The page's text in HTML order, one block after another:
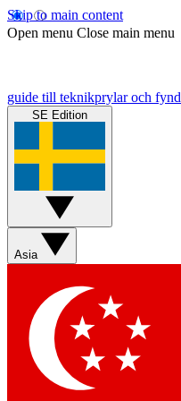
Skip to main content
Open menu Close main menu
guide till teknikprylar och fynd
SE Edition
Asia